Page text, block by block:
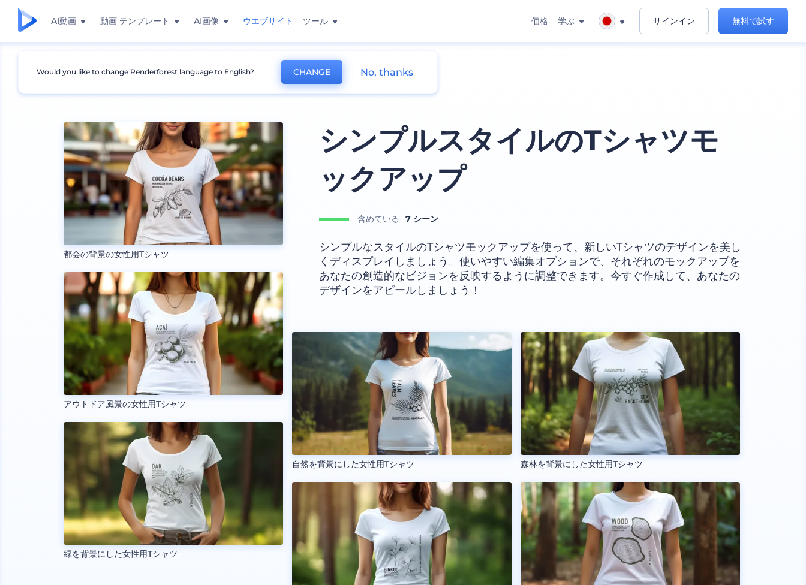
AI動画 動画 テンプレート AI画像 ウエブサイト ツール 価格 学ぶ サインイン 無料で試す
モックアップ アパレル Tシャツのモックアップ
都会の背景の女性用Tシャツ
アウトドア風景の女性用Tシャツ
緑を背景にした女性用Tシャツ
シンプルスタイルのTシャツモ
ックアップ
含めている 7 シーン
シンプルなスタイルのTシャツモックアップを使って、新しいTシャツのデザインを美し
くディスプレイしましょう。使いやすい編集オプションで、それぞれのモックアップを
あなたの創造的なビジョンを反映するように調整できます。今すぐ作成して、あなたの
デザインをアピールしましょう！
自然を背景にした女性用Tシャツ 森林を背景にした女性用Tシャツ
Would you like to change Renderforest language to English? CHANGE No, thanks